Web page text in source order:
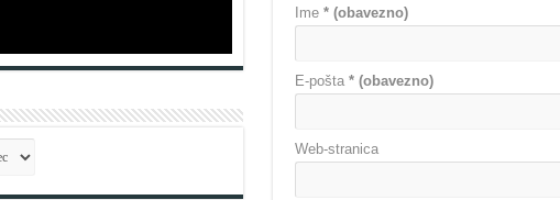
Ime * (obavezno)
E-pošta * (obavezno)
Web-stranica